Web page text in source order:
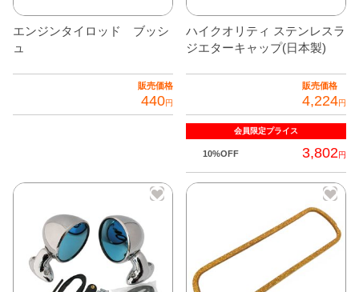
エンジンタイロッド ブッシ
ュ
販売価格
440円
ハイクオリティ ステンレスラ
ジエターキャップ(日本製)
販売価格
4,224円
会員限定プライス
10%OFF 3,802円